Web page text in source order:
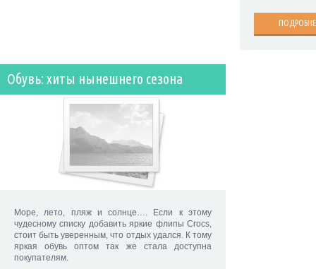
Обувь: хиты нынешнего сезона
Море, лето, пляж и солнце…. Если к этому
чудесному списку добавить яркие флипы Crocs,
стоит быть уверенным, что отдых удался. К тому
яркая обувь оптом так же стала доступна
покупателям.